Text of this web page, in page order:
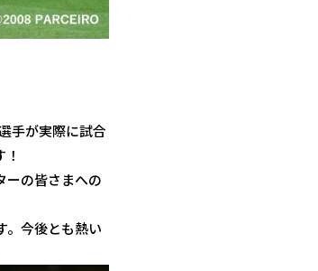
手が実際に試合
ーの皆さまへの
。今後とも熱い